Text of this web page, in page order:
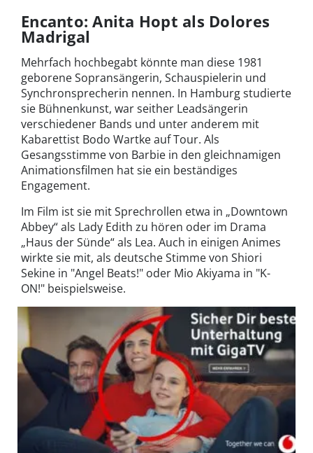
Encanto: Anita Hopt als Dolores
Madrigal
Mehrfach hochbegabt könnte man diese 1981
geborene Sopransängerin, Schauspielerin und
Synchronsprecherin nennen. In Hamburg studierte
sie Bühnenkunst, war seither Leadsängerin
verschiedener Bands und unter anderem mit
Kabarettist Bodo Wartke auf Tour. Als
Gesangsstimme von Barbie in den gleichnamigen
Animationsfilmen hat sie ein beständiges
Engagement.
Im Film ist sie mit Sprechrollen etwa in „Downtown
Abbey“ als Lady Edith zu hören oder im Drama
„Haus der Sünde“ als Lea. Auch in einigen Animes
wirkte sie mit, als deutsche Stimme von Shiori
Sekine in "Angel Beats!" oder Mio Akiyama in "K-
ON!" beispielsweise.